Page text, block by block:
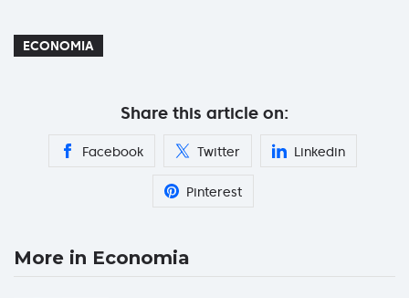
ECONOMIA
Share this article on:
Facebook Twitter Linkedin
Pinterest
More in Economia